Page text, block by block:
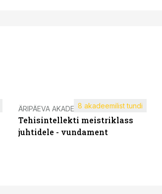
ÄRIPÄEVA AKADEEMIA
Tehisintellekti meistriklass
juhtidele - vundament
8 akadeemilist tundi